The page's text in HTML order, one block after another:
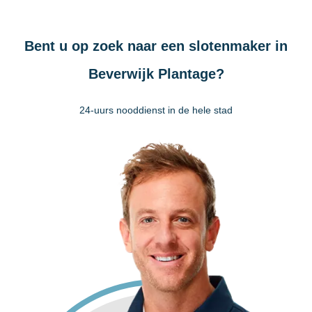
Bent u op zoek naar een slotenmaker in
Beverwijk Plantage?
24-uurs nooddienst in de hele stad